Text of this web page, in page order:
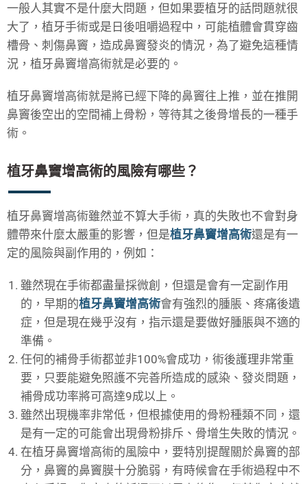
一般人其實不是什麼大問題，但如果要植牙的話問題就很
大了，植牙手術或是日後咀嚼過程中，可能植體會貫穿齒
槽骨、刺傷鼻竇，造成鼻竇發炎的情況，為了避免這種情
況， 植牙鼻竇增高術就是必要的。
植牙鼻竇增高術就是將已經下降的鼻竇往上推，並在推開
鼻竇後空出的空間補上骨粉，等待其之後骨增長的一種手
術。
植牙鼻竇增高術的風險有哪些？
植牙鼻竇增高術雖然並不算大手術，真的失敗也不會對身
體帶來什麼太嚴重的影響，但是植牙鼻竇增高術還是有一
定的風險與副作用的，例如：
雖然現在手術都盡量採微創，但還是會有一定副作用
的，早期的植牙鼻竇增高術會有強烈的腫脹、疼痛後遺
症，但是現在幾乎沒有，指示還是要做好腫脹與不適的
準備。
任何的補骨手術都並非100%會成功，術後護理非常重
要，只要能避免照護不完善所造成的感染、發炎問題，
補骨成功率將可高達9成以上。
雖然出現機率非常低，但根據使用的骨粉種類不同，還
是有一定的可能會出現骨粉排斥、骨增生失敗的情況。
在植牙鼻竇增高術的風險中，要特別提醒關於鼻竇的部
分，鼻竇的鼻竇膜十分脆弱，有時候會在手術過程中不